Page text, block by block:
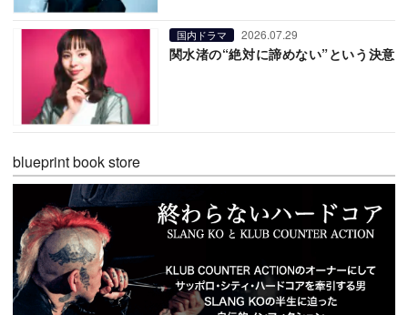
国内ドラマ 2026.07.29
関水渚の“絶対に諦めない”という決意
blueprint book store